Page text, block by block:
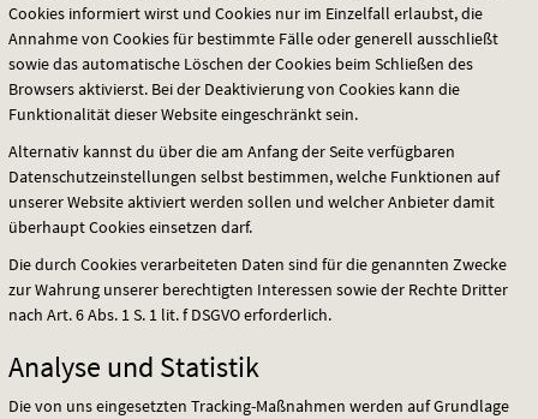
Cookies informiert wirst und Cookies nur im Einzelfall erlaubst, die
Annahme von Cookies für bestimmte Fälle oder generell ausschließt
sowie das automatische Löschen der Cookies beim Schließen des
Browsers aktivierst. Bei der Deaktivierung von Cookies kann die
Funktionalität dieser Website eingeschränkt sein.
Alternativ kannst du über die am Anfang der Seite verfügbaren
Datenschutzeinstellungen selbst bestimmen, welche Funktionen auf
unserer Website aktiviert werden sollen und welcher Anbieter damit
überhaupt Cookies einsetzen darf.
Die durch Cookies verarbeiteten Daten sind für die genannten Zwecke
zur Wahrung unserer berechtigten Interessen sowie der Rechte Dritter
nach Art. 6 Abs. 1 S. 1 lit. fDSGVOerforderlich.
Analyse und Statistik
Die von uns eingesetzten Tracking-Maßnahmen werden auf Grundlage